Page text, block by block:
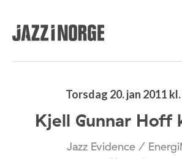
Torsdag 20. jan 2011
Kjell Gunnar Hoff
Jazz Evidence /